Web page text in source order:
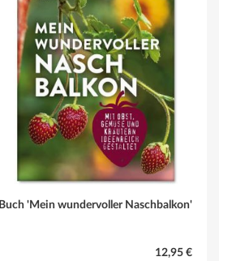
Buch 'Mein wundervoller Naschbalkon'
12,95 €